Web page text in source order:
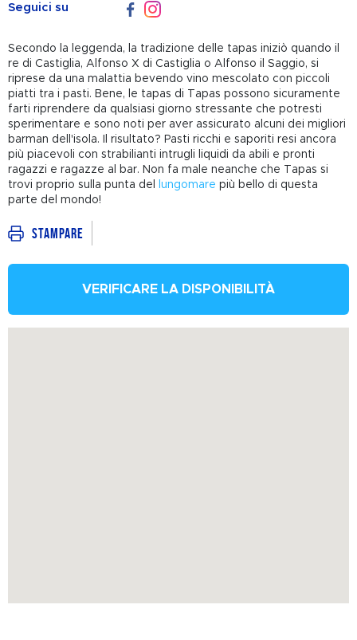
Seguici su
Secondo la leggenda, la tradizione delle tapas iniziò quando il
re di Castiglia, Alfonso X di Castiglia o Alfonso il Saggio, si
riprese da una malattia bevendo vino mescolato con piccoli
piatti tra i pasti. Bene, le tapas di Tapas possono sicuramente
farti riprendere da qualsiasi giorno stressante che potresti
sperimentare e sono noti per aver assicurato alcuni dei migliori
barman dell'isola. Il risultato? Pasti ricchi e saporiti resi ancora
più piacevoli con strabilianti intrugli liquidi da abili e pronti
ragazzi e ragazze al bar. Non fa male neanche che Tapas si
trovi proprio sulla punta del
lungomare più bello di questa
parte del mondo!
Stampare
VERIFICARE LA DISPONIBILITÀ